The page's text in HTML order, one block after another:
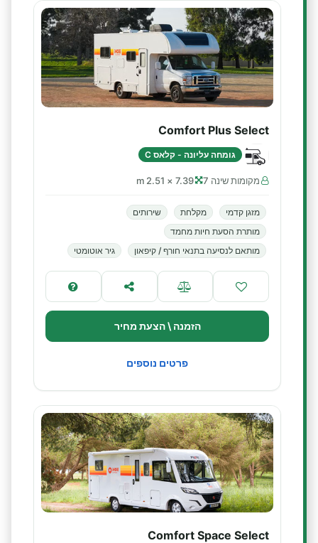
Comfort Plus Select
גומחה עליונה - קלאס C
מקומות שינה 7 7.39 × 2.51 m
מזגן קדמי מקלחת
שירותים
מותרת הסעת חיות מחמד
מותאם לנסיעה בתנאי חורף / קיפאון
גיר אוטומטי
הזמנה \ הצעת מחיר
פרטים נוספים
Comfort Space Select